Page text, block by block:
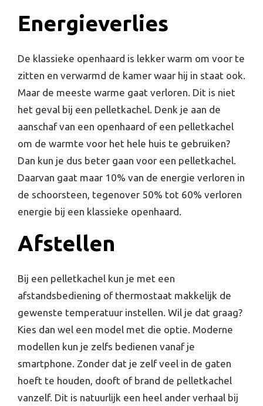
Energieverlies
De klassieke openhaard is lekker warm om voor te
zitten en verwarmd de kamer waar hij in staat ook.
Maar de meeste warme gaat verloren. Dit is niet
het geval bij een pelletkachel. Denk je aan de
aanschaf van een openhaard of een pelletkachel
om de warmte voor het hele huis te gebruiken?
Dan kun je dus beter gaan voor een pelletkachel.
Daarvan gaat maar 10% van de energie verloren in
de schoorsteen, tegenover 50% tot 60% verloren
energie bij een klassieke openhaard.
Afstellen
Bij een pelletkachel kun je met een
afstandsbediening of thermostaat makkelijk de
gewenste temperatuur instellen. Wil je dat graag?
Kies dan wel een model met die optie. Moderne
modellen kun je zelfs bedienen vanaf je
smartphone. Zonder dat je zelf veel in de gaten
hoeft te houden, dooft of brand de pelletkachel
vanzelf. Dit is natuurlijk een heel ander verhaal bij